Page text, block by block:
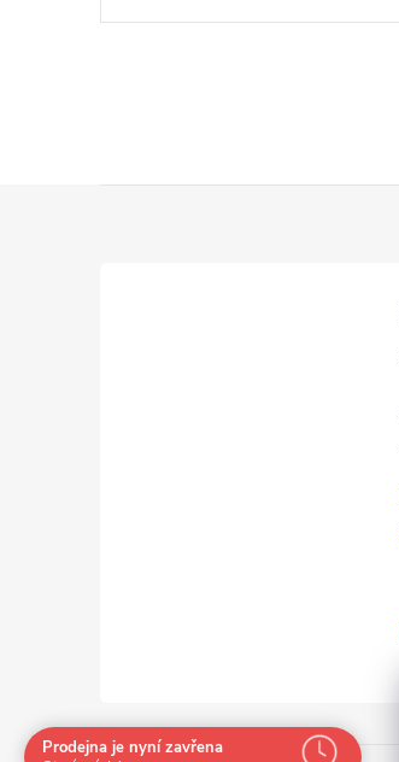
Prodejna je nyní zavřena